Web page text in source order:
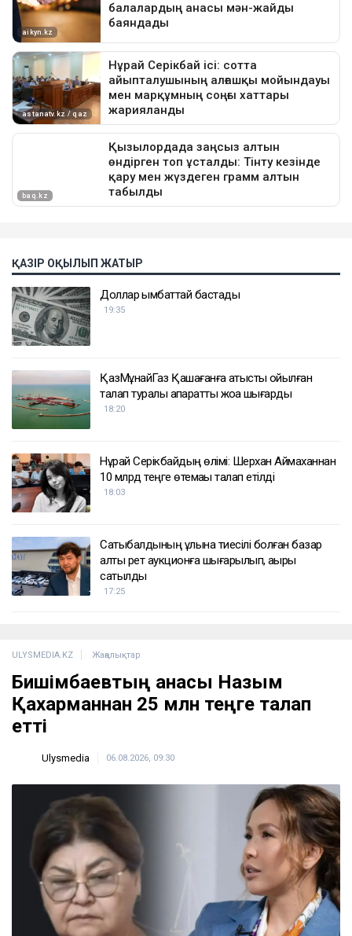
ҚАЗІР ОҚЫЛЫП ЖАТЫР
Доллар қымбаттай бастады
19:35
ҚазМұнайГаз Қашағанға қатысты қойылған
талап туралы ақпаратты жоққа шығарды
18:20
Нұрай Серікбайдың өлімі: Шерхан Аймаханнан
10 млрд теңге өтемақы талап етілді
18:03
Сатыбалдының ұлына тиесілі болған базар
алты рет аукционға шығарылып, ақыры
сатылды
17:25
ULYSMEDIA.KZ Жаңалықтар
Бишімбаевтың анасы Назым
Қахарманнан 25 млн теңге талап
етті
Ulysmedia 06.08.2026, 09:30